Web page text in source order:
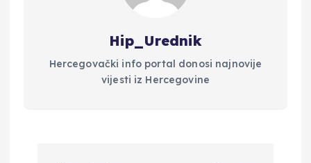
Hip_Urednik
Hercegovački info portal donosi najnovije
vijesti iz Hercegovine